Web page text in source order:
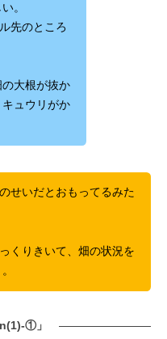
。
先のところ
大根が抜か
ュウリがか
せいだとおもってるみた
くりきいて、畑の状況を
①」